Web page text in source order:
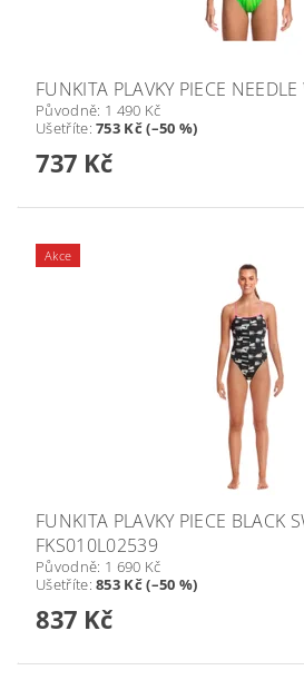
FUNKITA PLAVKY PIECE
Původně: 1 490 Kč
Ušetříte:753 Kč (–50 %)
737 Kč
Akce
FUNKITA PLAVKY PIECE BLACK
FKS010L02539
Původně: 1 690 Kč
Ušetříte:853 Kč (–50 %)
837 Kč